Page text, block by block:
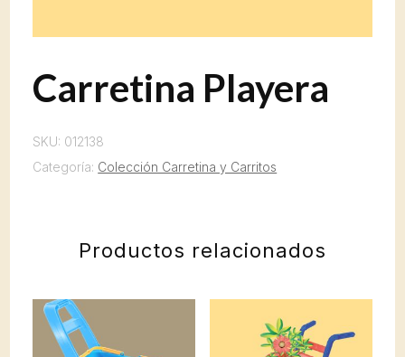
Carretina Playera
SKU: 012138
Categoría: Colección Carretina y Carritos
Productos relacionados